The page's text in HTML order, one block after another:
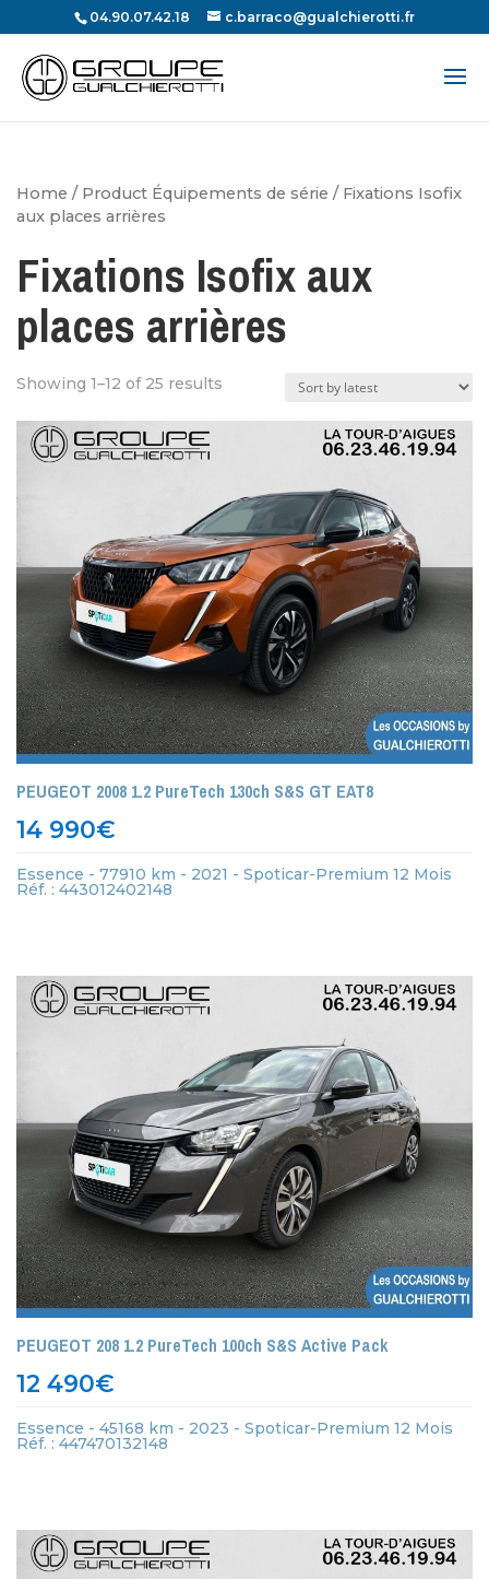
04.90.07.42.18 c.barraco@gualchierotti.fr
Recherche
de
produits
Home / Product Équipements de série / Fixations Isofix
aux places arrières
Fixations Isofix aux
places arrières
Showing 1–12 of 25 results
PEUGEOT 2008 1.2 PureTech 130ch S&S GT EAT8
14 990€
Essence - 77910 km - 2021 - Spoticar-Premium 12 Mois
Réf. : 443012402148
PEUGEOT 208 1.2 PureTech 100ch S&S Active Pack
12 490€
Essence - 45168 km - 2023 - Spoticar-Premium 12 Mois
Réf. : 447470132148